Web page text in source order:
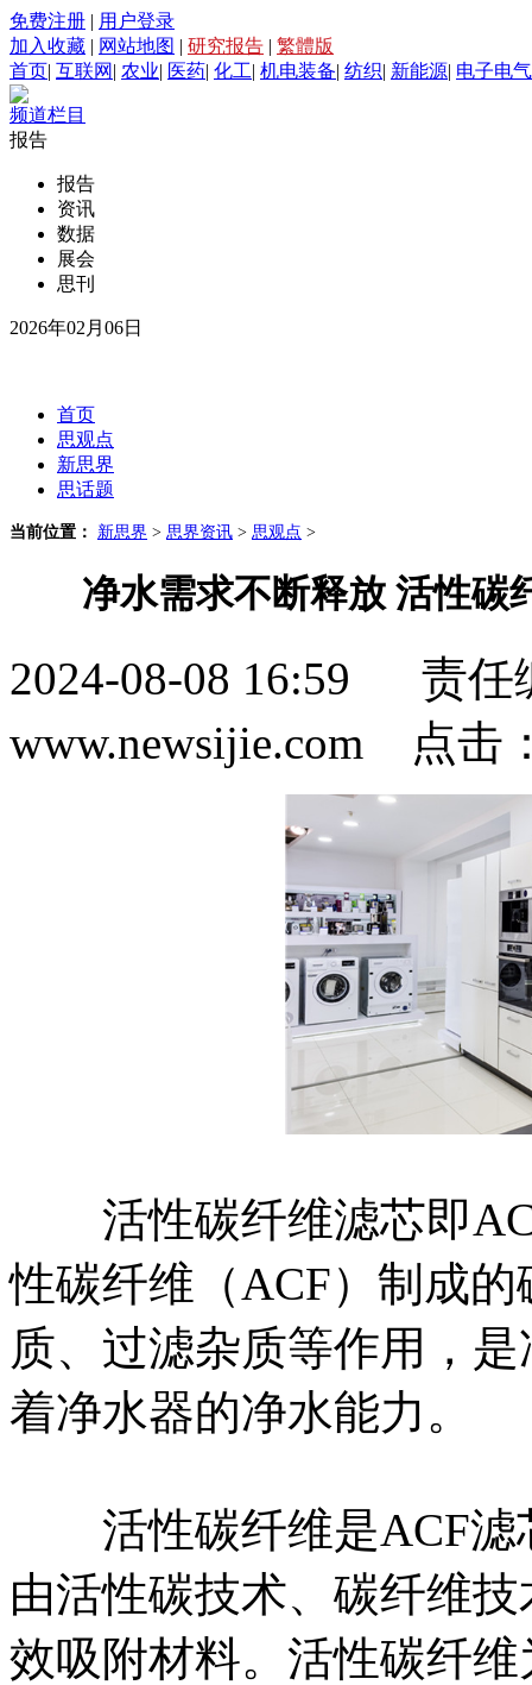
免费注册 | 用户登录
加入收藏 | 网站地图 | 研究报告 | 繁體版
首页| 互联网 | 农业| 医药| 化工| 机电装备| 纺织| 新能源| 电子电气
频道栏目
报告
报告
资讯
数据
展会
思刊
2026年02月06日
首页
思观点
新思界
思话题
当前位置： 新思界 > 思界资讯 > 思观点 >
净水需求不断释放 活性碳
2024-08-08 16:59 责
www.newsijie.com 点击
活性碳纤维滤芯即
性碳纤维（ACF）制成
质、过滤杂质等作用，
着净水器的净水能力。
活性碳纤维是ACF滤
由活性碳技术、碳纤维
效吸附材料。活性碳纤